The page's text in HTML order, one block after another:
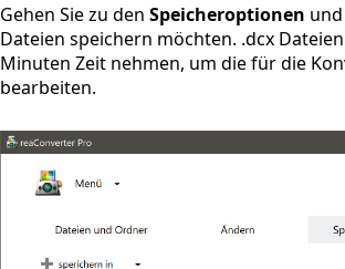
Gehen Sie zu den Speicheroptionen
Dateien speichern möchten. .dcx
Minuten Zeit nehmen, um die für die
bearbeiten.